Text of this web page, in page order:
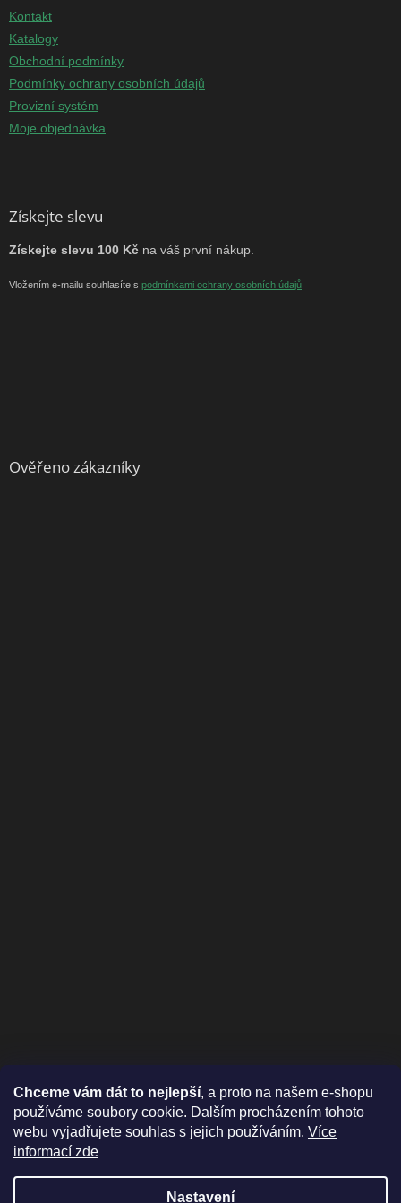
Chceme vám dát to nejlepší, a proto na našem e-shopu
používáme soubory cookie. Dalším procházením tohoto
webu vyjadřujete souhlas s jejich používáním. Více
informací zde
Nastavení
Kontakt
Katalogy
Obchodní podmínky
Podmínky ochrany osobních údajů
Provizní systém
Moje objednávka
Získejte slevu
Získejte slevu 100 Kč na váš první nákup.
Vložením e-mailu souhlasíte s podmínkami ochrany osobních údajů
Ověřeno zákazníky